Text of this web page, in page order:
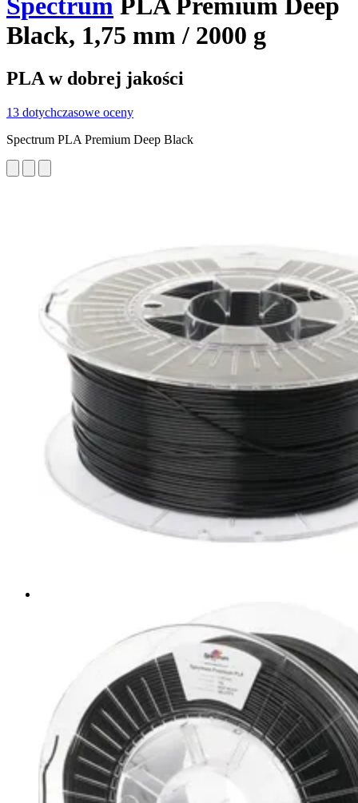
Spectrum PLA Premium Deep
Black, 1,75 mm / 2000 g
PLA w dobrej jakości
13 dotychczasowe oceny
Spectrum PLA Premium Deep Black